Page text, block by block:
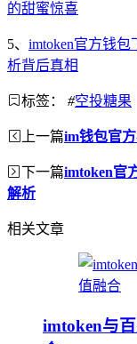
的甜蜜惊喜
5、 imtoken官方钱包
析背后真相
标签： #空投糖果
上一篇im钱包官
下一篇imtoken官
解析
相关文章
imtoken与